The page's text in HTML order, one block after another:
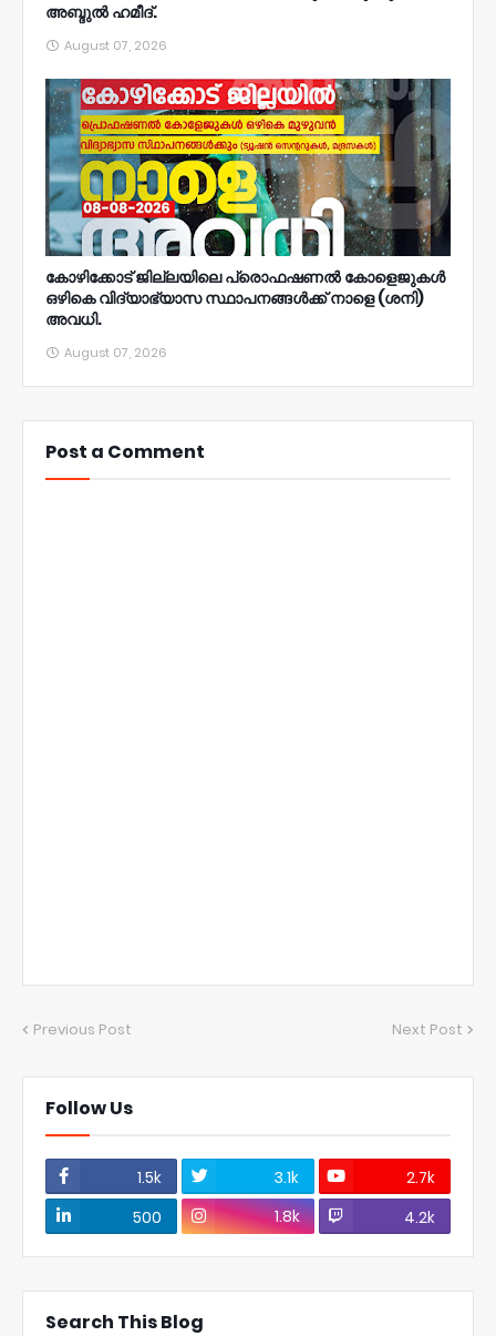
അബ്ദുൽ ഹമീദ്.
August 07, 2026
കോഴിക്കോട് ജില്ലയിലെ പ്രൊഫഷണൽ കോളെജുകൾ
ഒഴികെ വിദ്യാഭ്യാസ സ്ഥാപനങ്ങൾക്ക് നാളെ (ശനി)
അവധി.
August 07, 2026
Post a Comment
Previous Post Next Post
Follow Us
1.5k 3.1k
2.7k
500
1.8k 4.2k
Search This Blog